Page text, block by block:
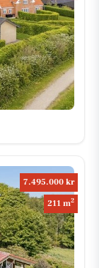
7.495.000 kr
211 m2